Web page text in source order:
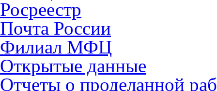
Росреестр
Почта России
Филиал МФЦ
Открытые данные
Отчеты о проделанной